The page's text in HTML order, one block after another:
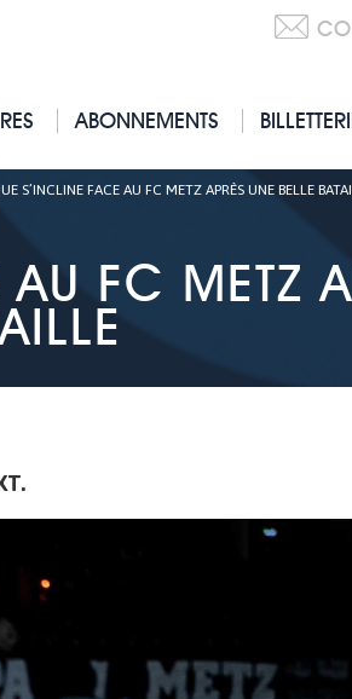
ABONNEMENTS
S’INCLINE FACE AU FC METZ APRÈS UNE BELLE
FC METZ